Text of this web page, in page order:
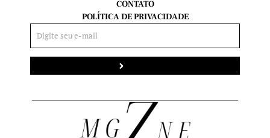
CONTATO
POLÍTICA DE PRIVACIDADE